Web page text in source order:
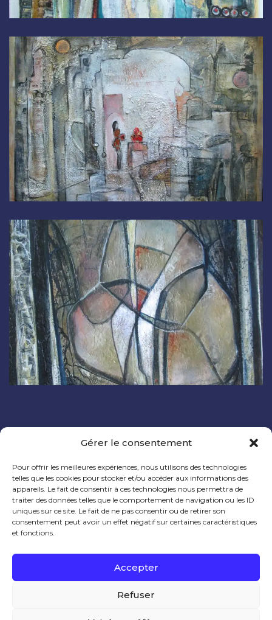
Gérer le consentement
Pour offrir les meilleures expériences, nous utilisons des technologies
telles que les cookies pour stocker et/ou accéder aux informations des
appareils. Le fait de consentir à ces technologies nous permettra de
traiter des données telles que le comportement de navigation ou les ID
uniques sur ce site. Le fait de ne pas consentir ou de retirer son
consentement peut avoir un effet négatif sur certaines caractéristiques
et fonctions.
Accepter
Refuser
Contact